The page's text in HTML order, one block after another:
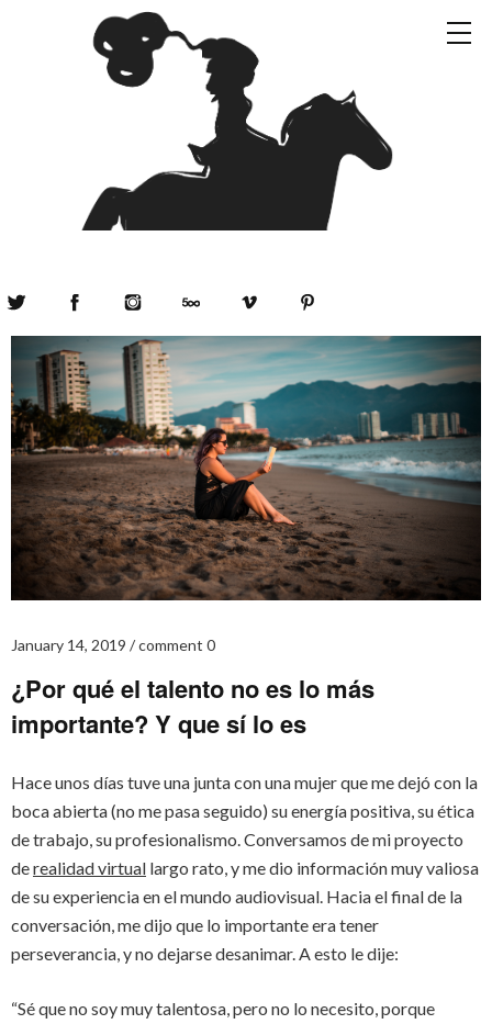
January 14, 2019 comment 0
¿Por qué el talento no es lo más
importante? Y que sí lo es
Hace unos días tuve una junta con una mujer que me dejó con la
boca abierta (no me pasa seguido) su energía positiva, su ética
de trabajo, su profesionalismo. Conversamos de mi proyecto
derealidad virtual largo rato, y me dio información muy valiosa
de su experiencia en el mundo audiovisual. Hacia el final de la
conversación, me dijo que lo importante era tener
perseverancia, y no dejarse desanimar. A esto le dije:
“Sé que no soy muy talentosa, pero no lo necesito, porque